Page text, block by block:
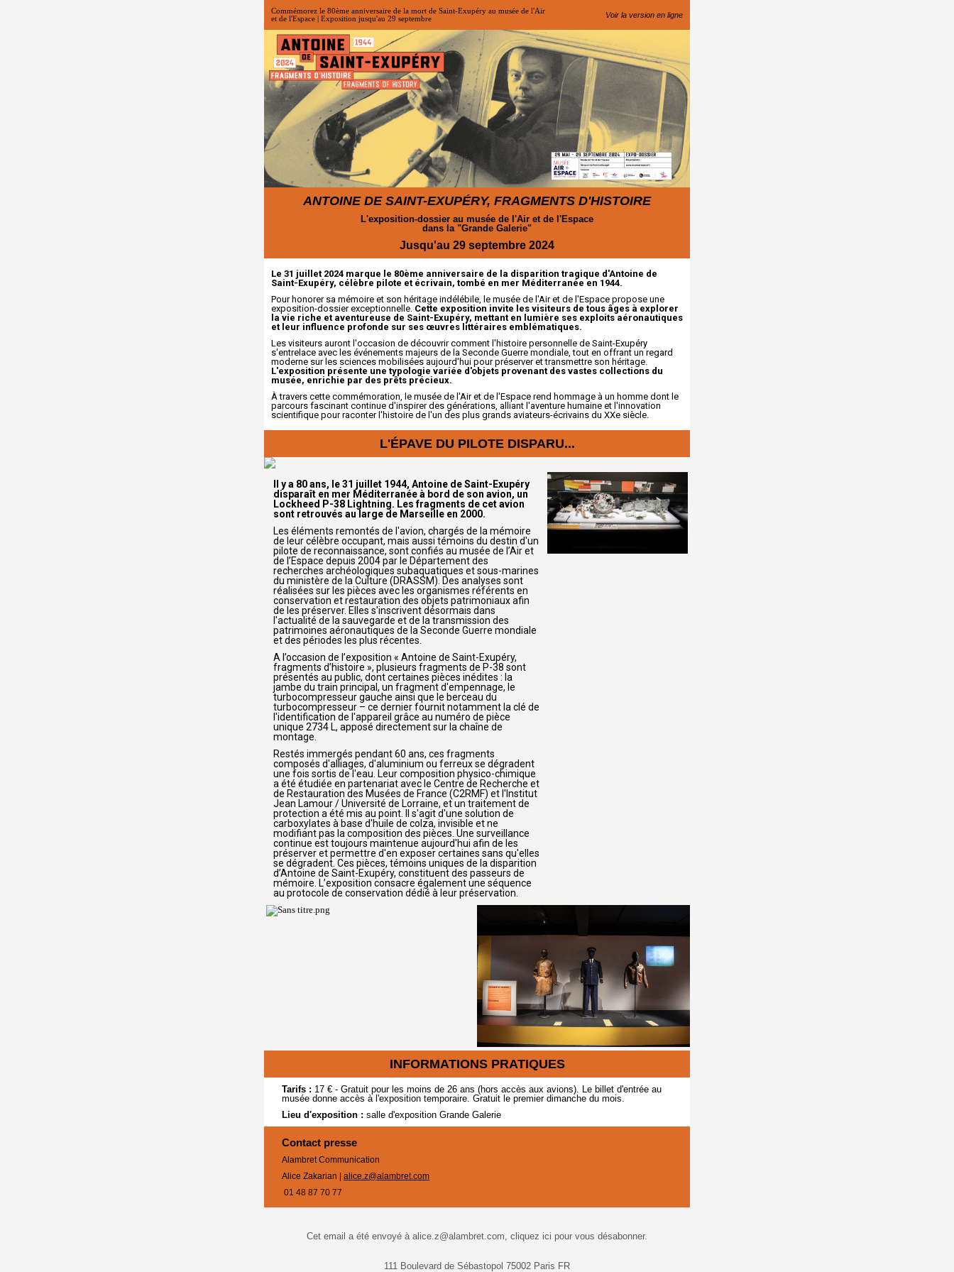
Commémorez le 80ème anniversaire de la mort de Saint-Exupéry au musée de l'Air
et de l'Espace | Exposition jusqu'au 29 septembre
Voir la version en ligne
ANTOINE DE SAINT-EXUPÉRY, FRAGMENTS D'HISTOIRE
L'exposition-dossier au musée de l'Air et de l'Espace
dans la "Grande Galerie"
Jusqu'au 29 septembre 2024
Le 31 juillet 2024 marque le 80ème anniversaire de la disparition tragique d'Antoine de
Saint-Exupéry, célèbre pilote et écrivain, tombé en mer Méditerranée en 1944.
Pour honorer sa mémoire et son héritage indélébile, le musée de l'Air et de l'Espace propose une
exposition-dossier exceptionnelle. Cette exposition invite les visiteurs de tous âges à explorer
la vie riche et aventureuse de Saint-Exupéry, mettant en lumière ses exploits aéronautiques
et leur influence profonde sur ses œuvres littéraires emblématiques.
Les visiteurs auront l'occasion de découvrir comment l'histoire personnelle de Saint-Exupéry
s'entrelace avec les événements majeurs de la Seconde Guerre mondiale, tout en offrant un regard
moderne sur les sciences mobilisées aujourd'hui pour préserver et transmettre son héritage.
L'exposition présente une typologie variée d'objets provenant des vastes collections du
musée, enrichie par des prêts précieux.
À travers cette commémoration, le musée de l'Air et de l'Espace rend hommage à un homme dont le
parcours fascinant continue d'inspirer des générations, alliant l'aventure humaine et l'innovation
scientifique pour raconter l'histoire de l'un des plus grands aviateurs-écrivains du XXe siècle.
L'ÉPAVE DU PILOTE DISPARU...
Il y a 80 ans, le 31 juillet 1944, Antoine de Saint-Exupéry
disparaît en mer Méditerranée à bord de son avion, un
Lockheed P-38 Lightning. Les fragments de cet avion
sont retrouvés au large de Marseille en 2000.
Les éléments remontés de l'avion, chargés de la mémoire
de leur célèbre occupant, mais aussi témoins du destin d'un
pilote de reconnaissance, sont confiés au musée de l’Air et
de l’Espace depuis 2004 par le Département des
recherches archéologiques subaquatiques et sous-marines
du ministère de la Culture (DRASSM). Des analyses sont
réalisées sur les pièces avec les organismes référents en
conservation et restauration des objets patrimoniaux afin
de les préserver. Elles s'inscrivent désormais dans
l'actualité de la sauvegarde et de la transmission des
patrimoines aéronautiques de la Seconde Guerre mondiale
et des périodes les plus récentes.
A l’occasion de l’exposition « Antoine de Saint-Exupéry,
fragments d’histoire », plusieurs fragments de P-38 sont
présentés au public, dont certaines pièces inédites : la
jambe du train principal, un fragment d'empennage, le
turbocompresseur gauche ainsi que le berceau du
turbocompresseur – ce dernier fournit notamment la clé de
l'identification de l'appareil grâce au numéro de pièce
unique 2734 L, apposé directement sur la chaîne de
montage.
Restés immergés pendant 60 ans, ces fragments
composés d'alliages, d'aluminium ou ferreux se dégradent
une fois sortis de l'eau. Leur composition physico-chimique
a été étudiée en partenariat avec le Centre de Recherche et
de Restauration des Musées de France (C2RMF) et l'Institut
Jean Lamour / Université de Lorraine, et un traitement de
protection a été mis au point. Il s'agit d'une solution de
carboxylates à base d'huile de colza, invisible et ne
modifiant pas la composition des pièces. Une surveillance
continue est toujours maintenue aujourd'hui afin de les
préserver et permettre d'en exposer certaines sans qu'elles
se dégradent. Ces pièces, témoins uniques de la disparition
d’Antoine de Saint-Exupéry, constituent des passeurs de
mémoire. L’exposition consacre également une séquence
au protocole de conservation dédié à leur préservation.
INFORMATIONS PRATIQUES
Tarifs : 17 € - Gratuit pour les moins de 26 ans (hors accès aux avions). Le billet d'entrée au
musée donne accès à l'exposition temporaire. Gratuit le premier dimanche du mois.
Lieu d'exposition : salle d'exposition Grande Galerie
Contact presse
Alambret Communication
Alice Zakarian | alice.z@alambret.com
01 48 87 70 77
Cet email a été envoyé à alice.z@alambret.com, cliquez ici pour vous désabonner.
111 Boulevard de Sébastopol 75002 Paris FR